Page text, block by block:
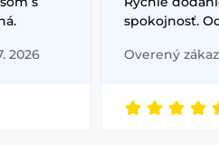
2026
spokojnosť.
Overený